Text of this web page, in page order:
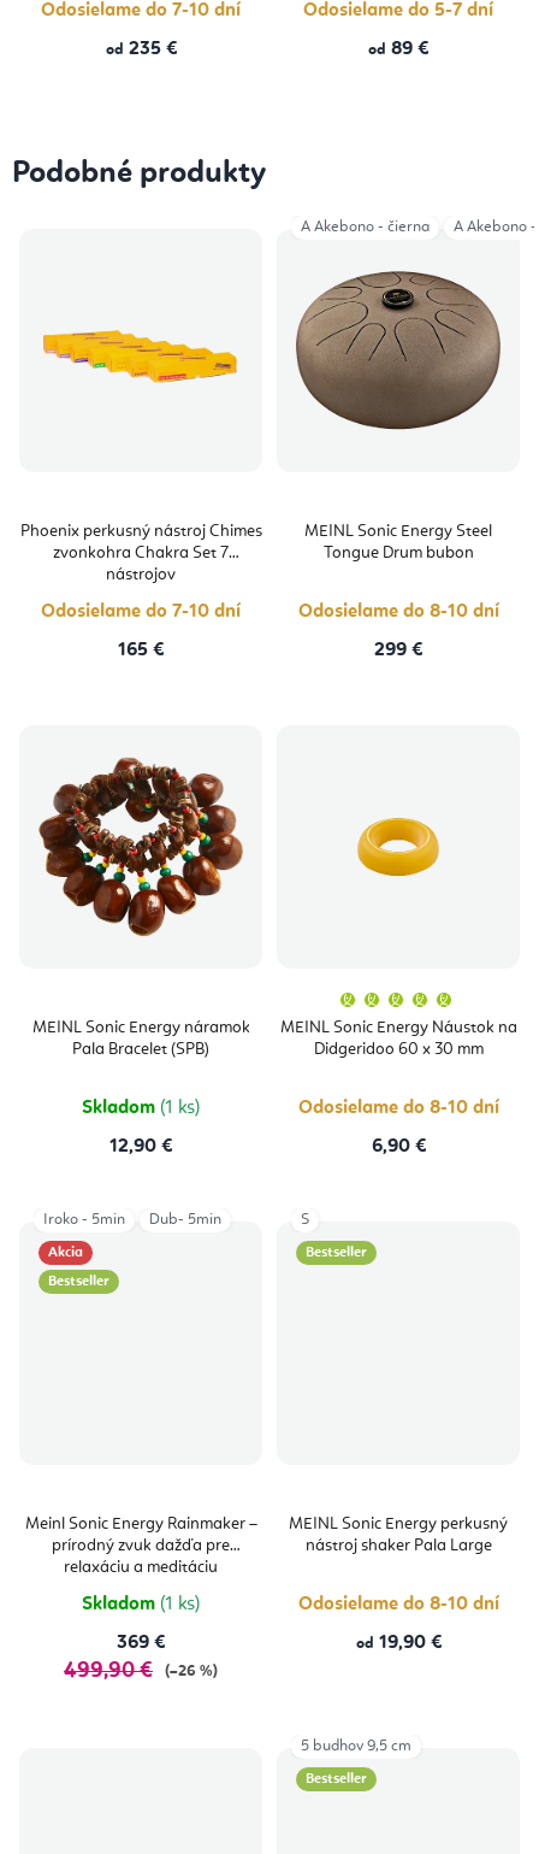
Odosielame do 7-10 dní
od 235 €
Odosielame do 5-7 dní
od 89 €
Podobné produkty
Phoenix perkusný nástroj Chimes
zvonkohra Chakra Set 7
nástrojov
Odosielame do 7-10 dní
165 €
MEINL Sonic Energy Steel
Tongue Drum bubon
Odosielame do 8-10 dní
299 €
A Akebono - čierna A Akebono
MEINL Sonic Energy náramok
Pala Bracelet (SPB)
Skladom (1 ks)
12,90 €
MEINL Sonic Energy Náustok na
Didgeridoo 60 x 30 mm
produktu
je
5,0
Odosielame do 8-10 dní
6,90 €
Akcia
Bestseller
Meinl Sonic Energy Rainmaker –
prírodný zvuk dažďa pre
relaxáciu a meditáciu
Skladom (1 ks)
369 €
499,90 € (–26 %)
Iroko - 5min Dub- 5min
Bestseller
MEINL Sonic Energy perkusný
nástroj shaker Pala Large
Odosielame do 8-10 dní
od 19,90 €
S
Bestseller
5 budhov 9,5 cm